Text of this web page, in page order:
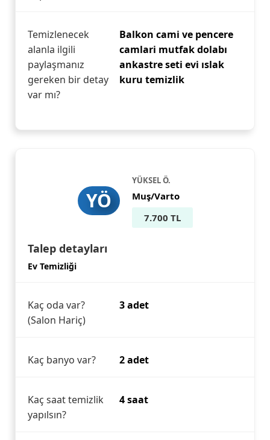
Temizlenecek
alanla ilgili
paylaşmanız
gereken bir detay
var mı?
Balkon cami ve pencere
camlari mutfak dolabı
ankastre seti evi ıslak
kuru temizlik
YÖ
YÜKSEL Ö.
Muş/Varto
7.700 TL
Talep detayları
Ev Temizliği
Kaç oda var?
(Salon Hariç)
3 adet
Kaç banyo var? 2 adet
Kaç saat temizlik
yapılsın?
4 saat